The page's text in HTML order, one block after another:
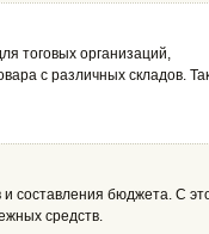
тоговых организаций,
с различных складов.
составления бюджета. С
средств.